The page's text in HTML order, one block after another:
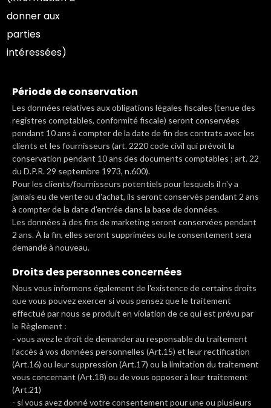
donner aux
parties
intéressées)
Période de conservation
Les données relatives aux obligations légales fiscales (tenue des
registres comptables, conformité fiscale) seront conservées
pendant 10 ans à compter de la date de fin des contrats avec les
clients et les fournisseurs (art. 2220 code civil qui prévoit la
conservation pendant 10 ans des documents comptables ; art. 22
du D.P.R. 29 septembre 1973, n.600).
Pour les clients/fournisseurs potentiels pour lesquels il n'y a
jamais eu de vente ou d'achat, ils seront conservés pendant 2 ans
à compter de la date d'entrée dans la base de données.
Les données à des fins de marketing seront conservées pendant
2 ans. À la fin, elles seront supprimées ou le consentement sera
demandé à nouveau.
Droits des personnes concernées
Nous vous informons également de l'existence de certains droits
que vous pouvez exercer si vous pensez que le traitement
effectué par nous se produit en violation de ce qui est prévu par
le Règlement :
- vous avez le droit de demander au responsable du traitement
l'accès à vos données personnelles (Art.15) et leur rectification
(Art.16) ou leur suppression (Art.17) ou la limitation du traitement
vous concernant (Art.18) ou de vous opposer à leur traitement
(Art.21)
- si vous avez donné votre consentement pour une ou plusieurs